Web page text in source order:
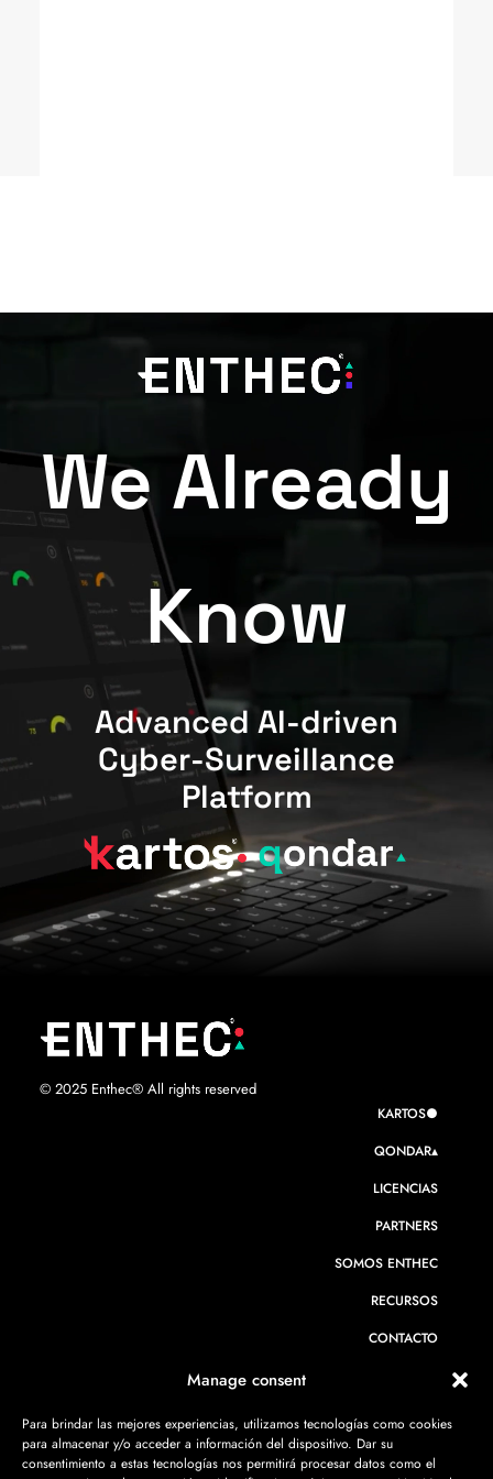
Manage consent
Para brindar las mejores experiencias, utilizamos tecnologías como cookies
para almacenar y/o acceder a información del dispositivo. Dar su
consentimiento a estas tecnologías nos permitirá procesar datos como el
We Already
Know
Advanced AI-driven
Cyber-Surveillance
Platform
© 2025 Enthec® All rights reserved
KARTOS●
QONDAR▴
LICENCIAS
PARTNERS
SOMOS ENTHEC
RECURSOS
CONTACTO
CIBERSEGURIDAD PARA BANCA